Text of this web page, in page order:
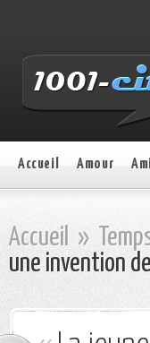
Accueil Amour
Accueil »
une invention